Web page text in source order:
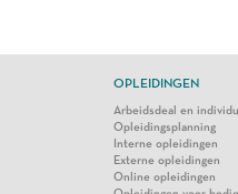
OPLEIDINGEN
Arbeidsdeal en
Opleidingsplanning
Interne opleidingen
Externe opleidingen
Online opleidingen